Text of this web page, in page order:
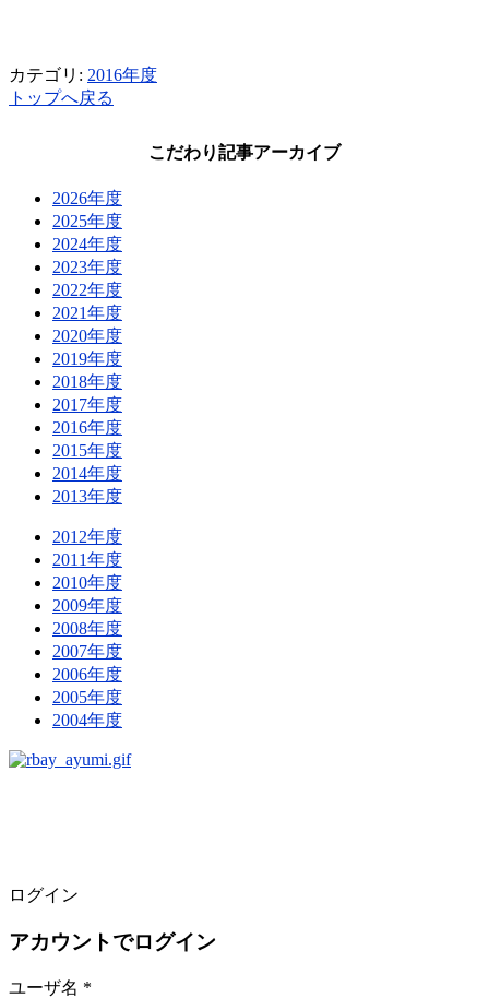
カテゴリ: 2016年度
トップへ戻る
こだわり記事アーカイブ
2026年度
2025年度
2024年度
2023年度
2022年度
2021年度
2020年度
2019年度
2018年度
2017年度
2016年度
2015年度
2014年度
2013年度
2012年度
2011年度
2010年度
2009年度
2008年度
2007年度
2006年度
2005年度
2004年度
ログイン
アカウントでログイン
ユーザ名 *